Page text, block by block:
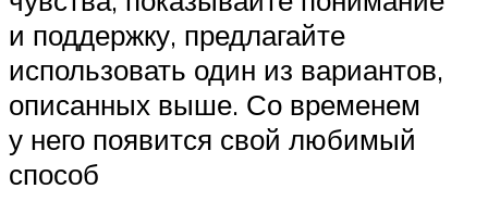
и поддержку, предлагайте
использовать один из вариантов,
описанных выше. Со временем
у него появится свой любимый
способ